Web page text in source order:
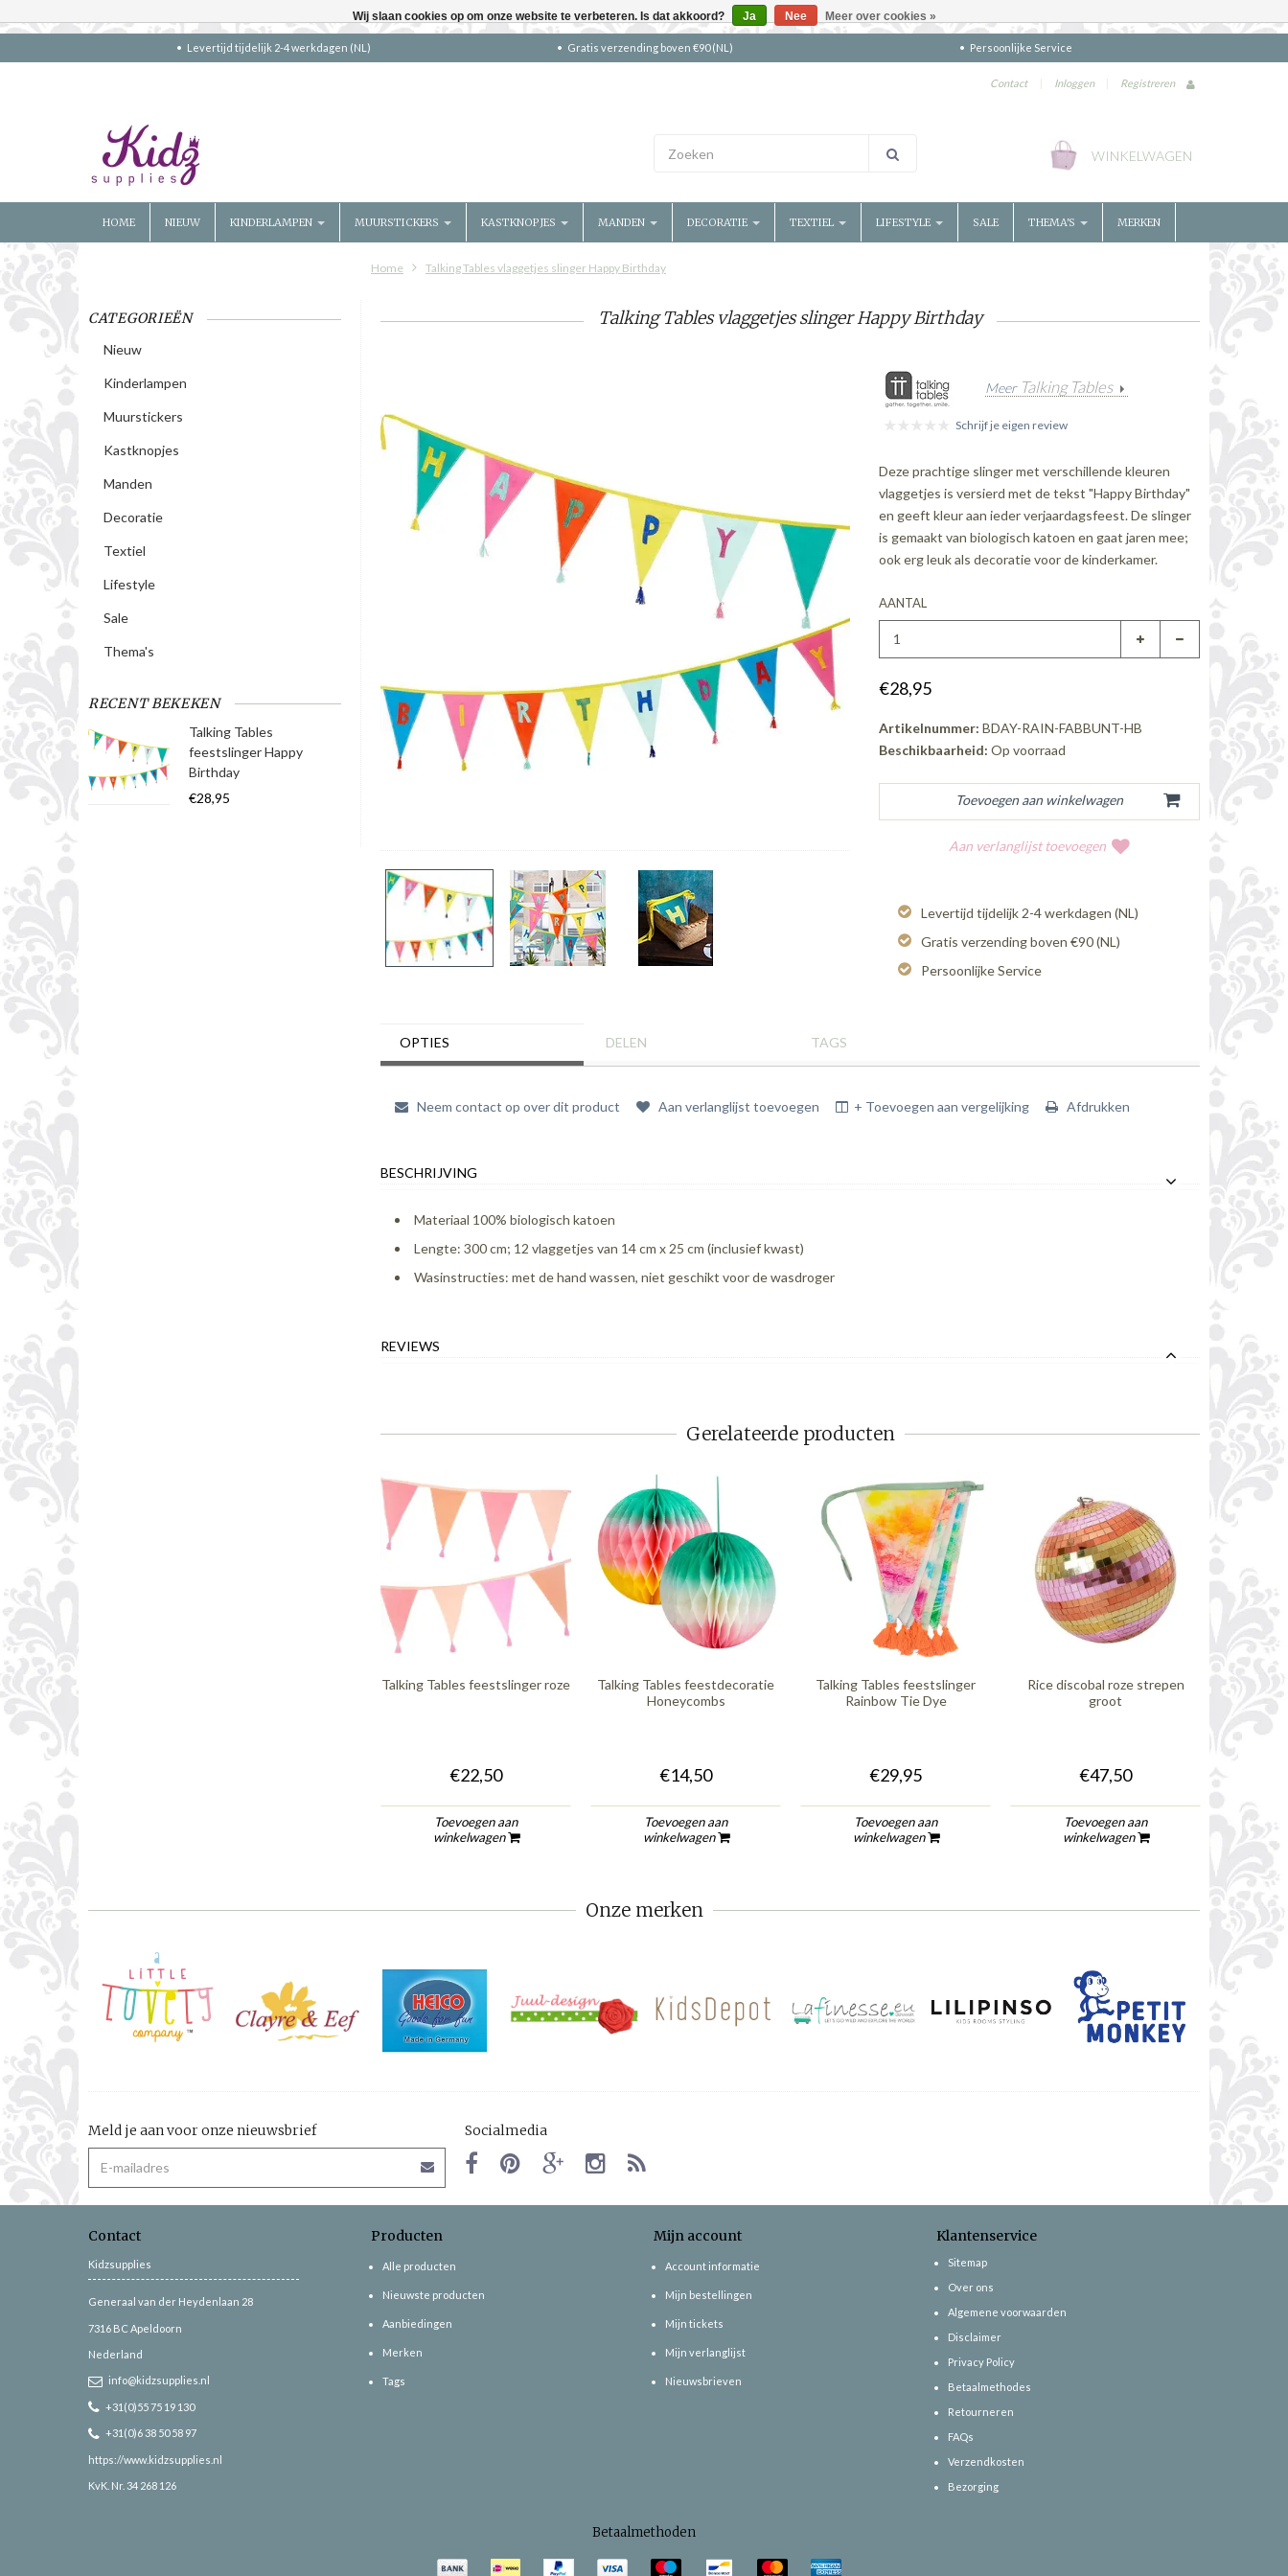
Levertijd tijdelijk 2-4 werkdagen (NL) Gratis verzending boven €90 (NL) Persoonlijke Service
Contact | Inloggen | Registreren
WINKELWAGEN
HOME NIEUW KINDERLAMPEN MUURSTICKERS KASTKNOPJES MANDEN DECORATIE TEXTIEL LIFESTYLE SALE THEMA'S MERKEN
Home Talking Tables vlaggetjes slinger Happy Birthday
CATEGORIEËN
Nieuw
Kinderlampen
Muurstickers
Kastknopjes
Manden
Decoratie
Textiel
Lifestyle
Sale
Thema's
RECENT BEKEKEN
Talking Tables
feestslinger Happy
Birthday
€28,95
Talking Tables vlaggetjes slinger Happy Birthday
Meer Talking Tables
Schrijf je eigen review
Deze prachtige slinger met verschillende kleuren
vlaggetjes is versierd met de tekst "Happy Birthday"
en geeft kleur aan ieder verjaardagsfeest. De slinger
is gemaakt van biologisch katoen en gaat jaren mee;
ook erg leuk als decoratie voor de kinderkamer.
AANTAL
€28,95
Artikelnummer: BDAY-RAIN-FABBUNT-HB
Beschikbaarheid: Op voorraad
Aan verlanglijst toevoegen
Levertijd tijdelijk 2-4 werkdagen (NL)
Gratis verzending boven €90 (NL)
Persoonlijke Service
OPTIES DELEN TAGS
Neem contact op over dit product Aan verlanglijst toevoegen + Toevoegen aan vergelijking Afdrukken
BESCHRIJVING
Materiaal 100% biologisch katoen
Lengte: 300 cm; 12 vlaggetjes van 14 cm x 25 cm (inclusief kwast)
Wasinstructies: met de hand wassen, niet geschikt voor de wasdroger
REVIEWS
Gerelateerde producten
Talking Tables feestslinger roze
€22,50
Toevoegen aan
winkelwagen
Talking Tables feestdecoratie
Honeycombs
€14,50
Toevoegen aan
winkelwagen
Talking Tables feestslinger
Rainbow Tie Dye
€29,95
Toevoegen aan
winkelwagen
Rice discobal roze strepen
groot
€47,50
Toevoegen aan
winkelwagen
Sass &
Onze merken
Meld je aan voor onze nieuwsbrief Socialmedia
Contact
Kidzsupplies
Generaal van der Heydenlaan 28
7316 BC Apeldoorn
Nederland
info@kidzsupplies.nl
+31(0)55 75 19 130
+31(0)6 38 50 58 97
https://www.kidzsupplies.nl
KvK. Nr. 34 268 126
Producten
Alle producten
Nieuwste producten
Aanbiedingen
Merken
Tags
Mijn account
Account informatie
Mijn bestellingen
Mijn tickets
Mijn verlanglijst
Nieuwsbrieven
Klantenservice
Sitemap
Over ons
Algemene voorwaarden
Disclaimer
Privacy Policy
Betaalmethodes
Retourneren
FAQs
Verzendkosten
Bezorging
Betaalmethoden
Wij slaan cookies op om onze website te verbeteren. Is dat akkoord? Ja Nee Meer over cookies »